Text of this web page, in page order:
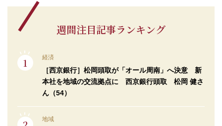
週間注目記事ランキング
経済
［西京銀行］松岡頭取が「オール周南」へ決意 新
本社を地域の交流拠点に 西京銀行頭取 松岡 健さ
ん（54）
地域